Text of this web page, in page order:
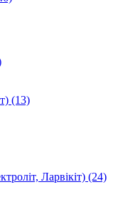
(13)
Ларвікіт) (24)